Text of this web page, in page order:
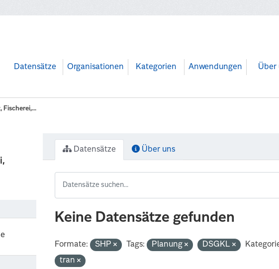
Datensätze Organisationen Kategorien Anwendungen Über
Fischerei,...
Datensätze Über uns
Keine Datensätze gefunden
Formate: SHP Tags: Planung DSGKL
tran